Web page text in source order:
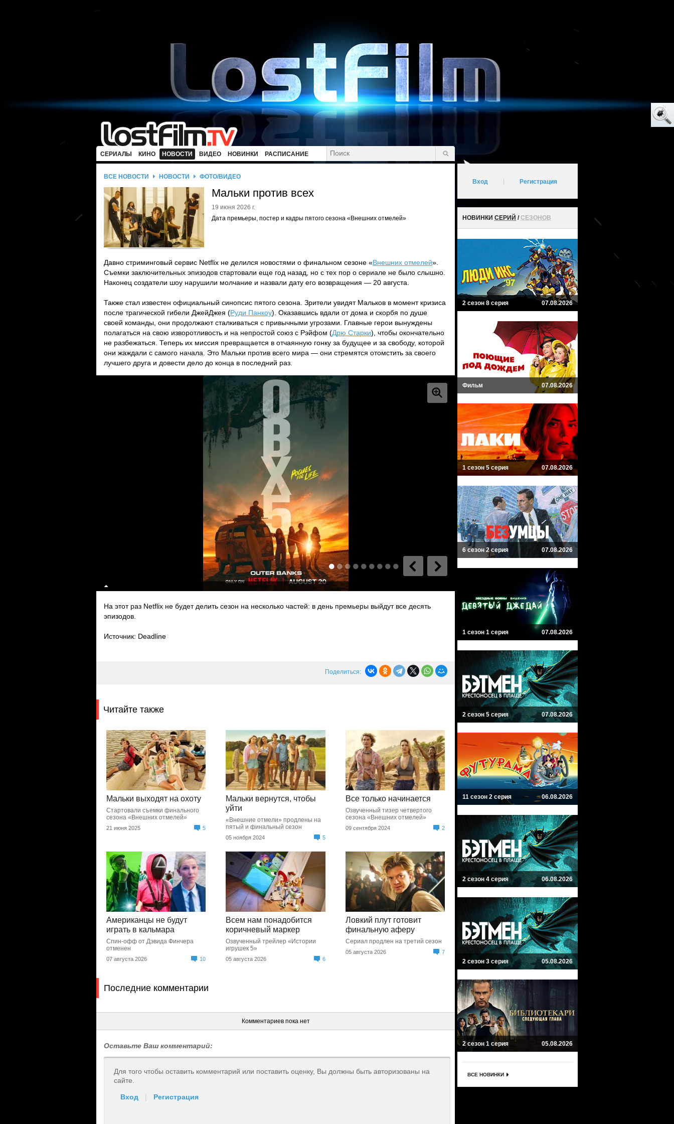
СЕРИАЛЫ КИНО НОВОСТИ ВИДЕО НОВИНКИ РАСПИСАНИЕ
ВСЕ НОВОСТИ НОВОСТИ ФОТО/ВИДЕО
Мальки против всех
19 июня 2026 г.
Дата премьеры, постер и кадры пятого сезона «Внешних отмелей»
Давно стриминговый сервис Netflix не делился новостями о финальном сезоне «Внешних отмелей».
Съемки заключительных эпизодов стартовали еще год назад, но с тех пор о сериале не было слышно.
Наконец создатели шоу нарушили молчание и назвали дату его возвращения — 20 августа.
Также стал известен официальный синопсис пятого сезона. Зрители увидят Мальков в момент кризиса
после трагической гибели ДжейДжея (Руди Панкоу). Оказавшись вдали от дома и скорбя по душе
своей команды, они продолжают сталкиваться с привычными угрозами. Главные герои вынуждены
полагаться на свою изворотливость и на непростой союз с Рэйфом (Дрю Старки), чтобы окончательно
не разбежаться. Теперь их миссия превращается в отчаянную гонку за будущее и за свободу, которой
они жаждали с самого начала. Это Мальки против всего мира — они стремятся отомстить за своего
лучшего друга и довести дело до конца в последний раз.
На этот раз Netflix не будет делить сезон на несколько частей: в день премьеры выйдут все десять
эпизодов.
Источник: Deadline
Поделиться:
Читайте также
Мальки выходят на охоту
Стартовали съемки финального
сезона «Внешних отмелей»
21 июня 2025 5
Мальки вернутся, чтобы
уйти
«Внешние отмели» продлены на
пятый и финальный сезон
05 ноября 2024 5
Все только начинается
Озвученный тизер четвертого
сезона «Внешних отмелей»
09 сентября 2024 2
Американцы не будут
играть в кальмара
Спин-офф от Дэвида Финчера
отменен
07 августа 2026 10
Всем нам понадобится
коричневый маркер
Озвученный трейлер «Истории
игрушек 5»
05 августа 2026 6
Ловкий плут готовит
финальную аферу
Сериал продлен на третий сезон
05 августа 2026 7
Последние комментарии
Комментариев пока нет
Оставьте Ваш комментарий:
Для того чтобы оставить комментарий или поставить оценку, Вы должны быть авторизованы на
сайте.
Вход | Регистрация
Вход Регистрация
НОВИНКИ СЕРИЙ /СЕЗОНОВ
2 сезон 8 серия 07.08.2026
Фильм 07.08.2026
1 сезон 5 серия 07.08.2026
6 сезон 2 серия 07.08.2026
1 сезон 1 серия 07.08.2026
2 сезон 5 серия 07.08.2026
11 сезон 2 серия 06.08.2026
2 сезон 4 серия 06.08.2026
2 сезон 3 серия 05.08.2026
2 сезон 1 серия 05.08.2026
ВСЕ НОВИНКИ